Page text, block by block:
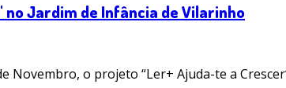
no Jardim de Infância de Vilarinho
Novembro, o projeto “Ler+ Ajuda-te a